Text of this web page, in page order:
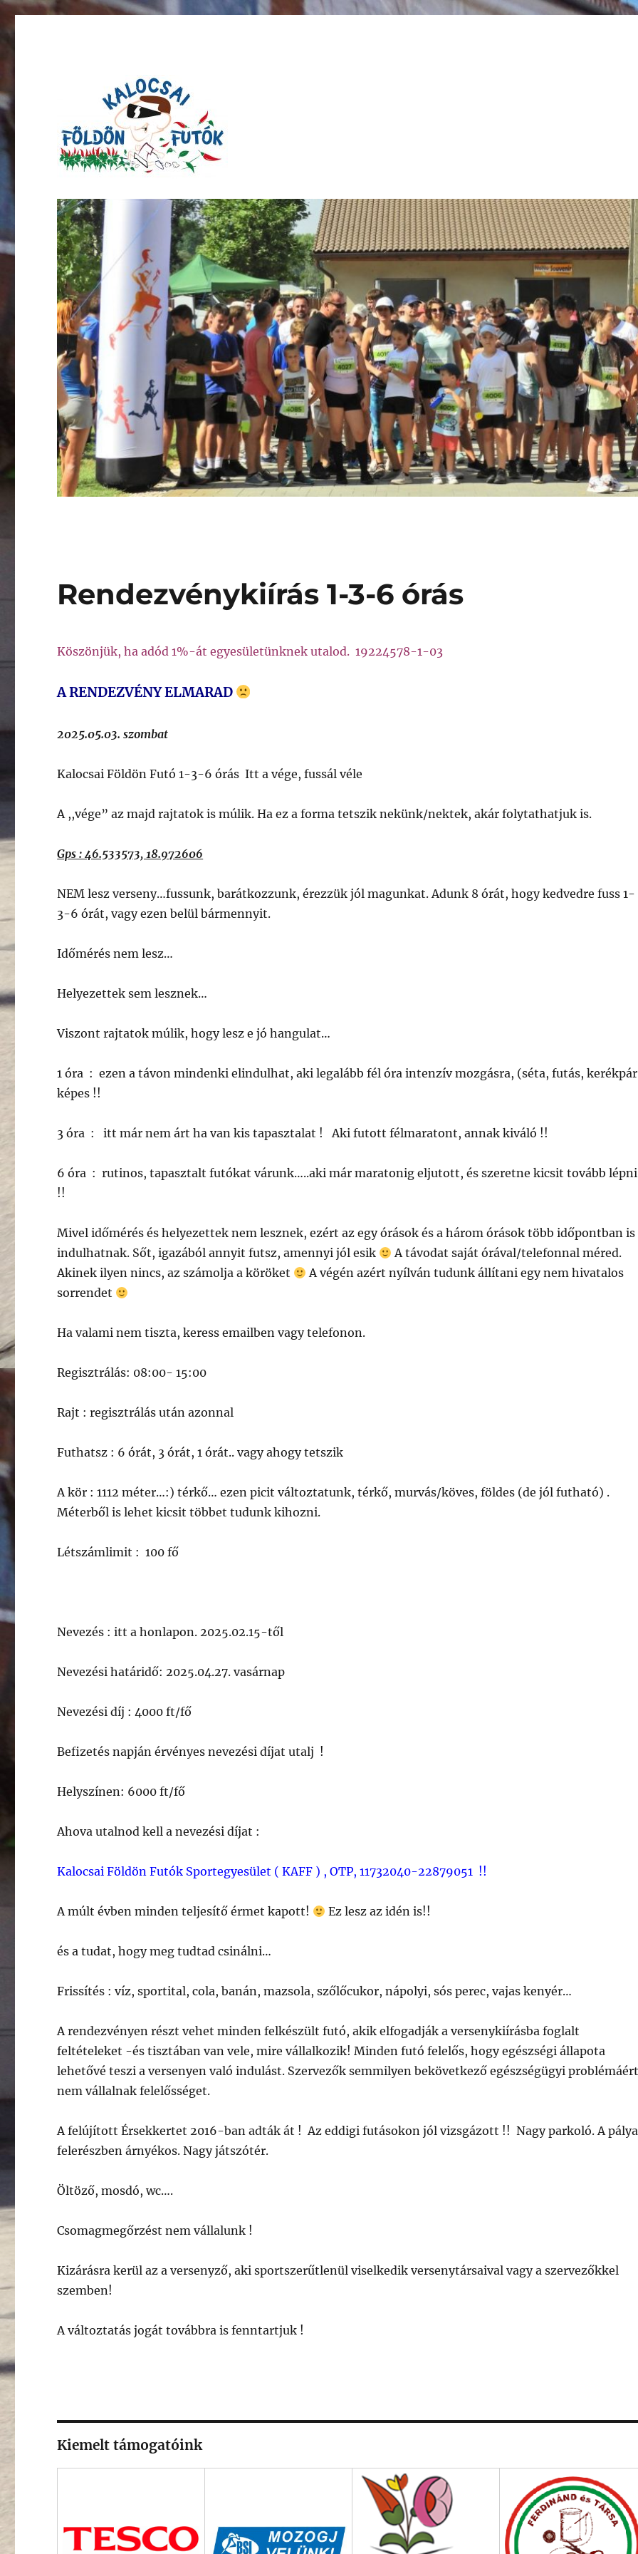
kalocsaifoldonfutok.hu
Rendezvénykiírás 1-3-6 órás
Köszönjük, ha adód 1%-át egyesületünknek utalod. 19224578-1-03
A RENDEZVÉNY ELMARAD
2025.05.03. szombat
Kalocsai Földön Futó 1-3-6 órás Itt a vége, fussál véle
A ,,vége” az majd rajtatok is múlik. Ha ez a forma tetszik nekünk/nektek, akár folytathatjuk is.
Gps : 46.533573, 18.972606
NEM lesz verseny…fussunk, barátkozzunk, érezzük jól magunkat. Adunk 8 órát, hogy kedvedre fuss 1-
3-6 órát, vagy ezen belül bármennyit.
Időmérés nem lesz…
Helyezettek sem lesznek…
Viszont rajtatok múlik, hogy lesz e jó hangulat…
1 óra : ezen a távon mindenki elindulhat, aki legalább fél óra intenzív mozgásra, (séta, futás,
képes !!
3 óra : itt már nem árt ha van kis tapasztalat ! Aki futott félmaratont, annak kiváló !!
6 óra : rutinos, tapasztalt futókat várunk…..aki már maratonig eljutott, és szeretne kicsit tovább lépni
!!
Mivel időmérés és helyezettek nem lesznek, ezért az egy órások és a három órások több időpontban is
indulhatnak. Sőt, igazából annyit futsz, amennyi jól esik
A távodat saját órával/telefonnal méred.
Akinek ilyen nincs, az számolja a köröket
A végén azért nyílván tudunk állítani egy nem hivatalos
sorrendet
Ha valami nem tiszta, keress emailben vagy telefonon.
Regisztrálás: 08:00- 15:00
Rajt : regisztrálás után azonnal
Futhatsz : 6 órát, 3 órát, 1 órát.. vagy ahogy tetszik
A kör : 1112 méter…:) térkő… ezen picit változtatunk, térkő, murvás/köves, földes (de jól futható) .
Méterből is lehet kicsit többet tudunk kihozni.
Létszámlimit : 100 fő
Nevezés : itt a honlapon. 2025.02.15-től
Nevezési határidő: 2025.04.27. vasárnap
Nevezési díj : 4000 ft/fő
Befizetés napján érvényes nevezési díjat utalj !
Helyszínen: 6000 ft/fő
Ahova utalnod kell a nevezési díjat :
Kalocsai Földön Futók Sportegyesület ( KAFF ) , OTP, 11732040-22879051 !!
A múlt évben minden teljesítő érmet kapott! Ez lesz az idén is!!
és a tudat, hogy meg tudtad csinálni…
Frissítés : víz, sportital, cola, banán, mazsola, szőlőcukor, nápolyi, sós perec, vajas kenyér…
A rendezvényen részt vehet minden felkészült futó, akik elfogadják a versenykiírásba foglalt
feltételeket -és tisztában van vele, mire vállalkozik! Minden futó felelős, hogy egészségi állapota
lehetővé teszi a versenyen való indulást. Szervezők semmilyen bekövetkező egészségügyi
nem vállalnak felelősséget.
A felújított Érsekkertet 2016-ban adták át ! Az eddigi futásokon jól vizsgázott !! Nagy parkoló. A pálya
felerészben árnyékos. Nagy játszótér.
Öltöző, mosdó, wc….
Csomagmegőrzést nem vállalunk !
Kizárásra kerül az a versenyző, aki sportszerűtlenül viselkedik versenytársaival vagy a szervezőkkel
szemben!
A változtatás jogát továbbra is fenntartjuk !
Kiemelt támogatóink